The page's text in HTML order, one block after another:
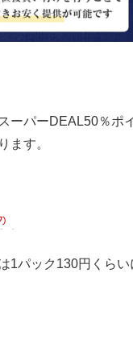
ーパーDEAL50％ポ
ます。
1パック130円くらい